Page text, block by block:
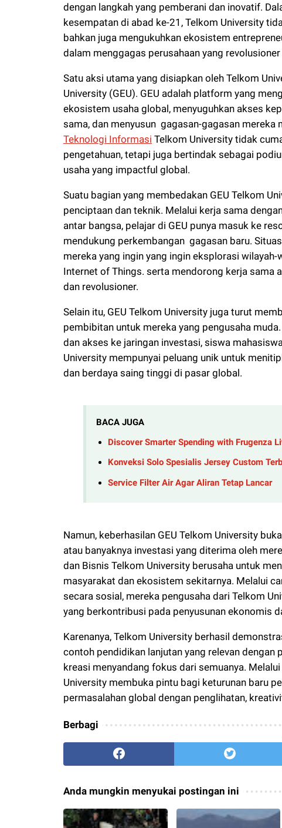
dengan langkah yang pemberani dan inovatif.
kesempatan di abad ke-21, Telkom University
bahkan juga mengukuhkan ekosistem
dalam menggagas perusahaan yang
Satu aksi utama yang disiapkan oleh Telkom
University (GEU). GEU adalah platform yang
ekosistem usaha global, menyuguhkan akses
sama, dan menyusun gagasan-gagasan mereka
Teknologi Informasi Telkom University tidak
pengetahuan, tetapi juga bertindak sebagai
usaha yang impactful global.
Suatu bagian yang membedakan GEU Telkom
penciptaan dan teknik. Melalui kerja sama
antar bangsa, pelajar di GEU punya masuk ke
mendukung perkembangan gagasan baru.
mereka yang ingin yang ingin eksplorasi
Internet of Things. serta mendorong kerja sama
dan revolusioner.
Selain itu, GEU Telkom University juga turut
pembibitan untuk mereka yang pengusaha
dan akses ke jaringan investasi, siswa
University mempunyai peluang unik untuk
dan berdaya saing tinggi di pasar global.
BACA JUGA
Discover Smarter Spending with Frugenza
Konveksi Solo Spesialis Jersey Custom
Service Filter Air Agar Aliran Tetap Lancar
Namun, keberhasilan GEU Telkom University
atau banyaknya investasi yang diterima oleh
dan Bisnis Telkom University berusaha untuk
masyarakat dan ekosistem sekitarnya. Melalui
secara sosial, mereka pengusaha dari Telkom
yang berkontribusi pada penyusunan ekonomis
Karenanya, Telkom University berhasil
contoh pendidikan lanjutan yang relevan
kreasi menyandang fokus dari semuanya.
University membuka pintu bagi keturunan baru
permasalahan global dengan penglihatan,
Berbagi
Anda mungkin menyukai postingan ini